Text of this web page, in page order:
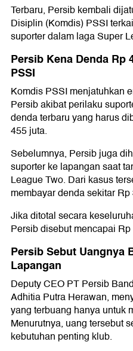
Terbaru, Persib kembali
Disiplin (Komdis) PSSI
suporter dalam lagaSuper
Persib Kena Denda Rp
PSSI
Komdis PSSI menjatuhkan
Persib akibat perilaku
denda terbaru yang harus
455 juta.
Sebelumnya, Persib juga
suporter ke lapangan saat
League Two. Dari kasus
membayar denda sekitar Rp
Jika ditotal secara
Persib disebut mencapai
Persib Sebut Uangnya
Lapangan
Deputy CEO PT Persib
Adhitia Putra Herawan,
yang terbuang hanya untuk
Menurutnya, uang tersebut
kebutuhan penting klub.